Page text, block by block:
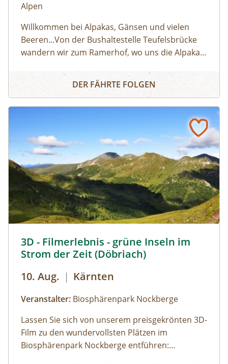
Alpen
Willkommen bei Alpakas, Gänsen und vielen
Beeren...Von der Bushaltestelle Teufelsbrücke
wandern wir zum Ramerhof, wo uns die Alpakas
begrüßen. Angelika und Michael Troppmair sind
Naturpark-Spezialitätenpartner. Sie produzieren
und Gemüse auf ihrer kleinen Landwirtschaft in
Finkenberg. Wir helfen beim Füttern der Tiere
und lernen die Besonderheiten und Charakter
der Tiere am Hof kennen. Was brauchen Alpakas
und wo kommen sie ursprünglich her? Wann
schlüpfen die Küken bei Gänsen und was
fressen sie? Im Garten holen wir frisches Obst
und Gemüse und bereiten gemeinsam eine
Jause zu. Wir lernen, warum ein gesunder Boden
so besonders macht. Nach einem herzlichen
Abschied wandern wir gemütlich zur
ZU BESUCH AM BAUERNHOF
DER FÄHRTE FOLGEN
3D - Filmerlebnis - grüne Inseln im
Strom der Zeit (Döbriach)
10. Aug. | Kärnten
Veranstalter: Biosphärenpark Nockberge
Lassen Sie sich von unserem preisgekrönten 3D-
Film zu den wundervollsten Plätzen im
Biosphärenpark Nockberge entführen: